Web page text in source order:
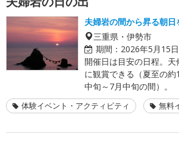
夫婦岩の間から昇る朝日
三重県・伊勢市
期間： 2026年5月15
開催日は目安の日程。
に観賞できる（夏至の
中旬～7月中旬の間）。
体験イベント・アクティビティ 無料